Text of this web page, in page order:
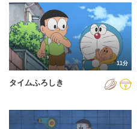
2024年
2025年
2026年
11分
タイムふろしき